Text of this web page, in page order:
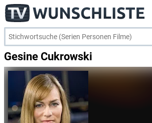
Gesine Cukrowski